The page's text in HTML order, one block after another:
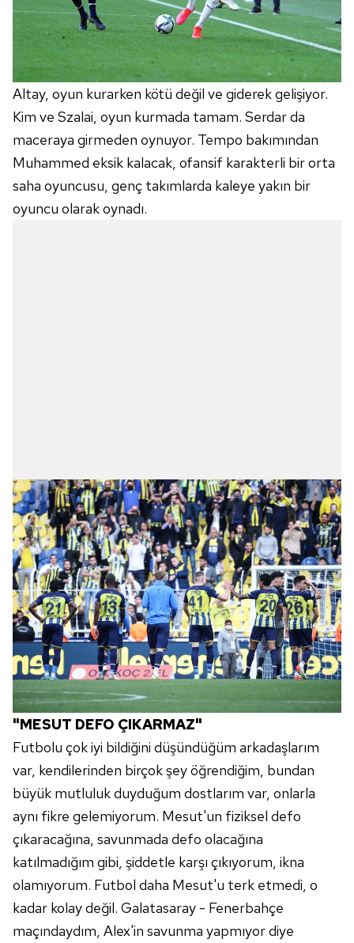
Altay, oyun kurarken kötü değil ve giderek gelişiyor.
Kim ve Szalai, oyun kurmada tamam. Serdar da
maceraya girmeden oynuyor. Tempo bakımından
Muhammed eksik kalacak, ofansif karakterli bir orta
saha oyuncusu, genç takımlarda kaleye yakın bir
oyuncu olarak oynadı.
"MESUT DEFO ÇIKARMAZ"
Futbolu çok iyi bildiğini düşündüğüm arkadaşlarım
var, kendilerinden birçok şey öğrendiğim, bundan
büyük mutluluk duyduğum dostlarım var, onlarla
aynı fikre gelemiyorum. Mesut'un fiziksel defo
çıkaracağına, savunmada defo olacağına
katılmadığım gibi, şiddetle karşı çıkıyorum, ikna
olamıyorum. Futbol daha Mesut'u terk etmedi, o
kadar kolay değil. Galatasaray - Fenerbahçe
maçındaydım, Alex'in savunma yapmıyor diye